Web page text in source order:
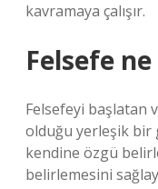
kavramaya çalışır.
Felsefe
Felsefeyi başlatan
olduğu yerleşik bir
kendine özgü
belirlemesini